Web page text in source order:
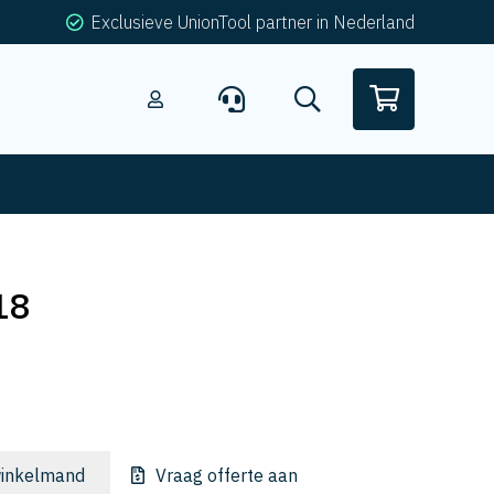
Exclusieve UnionTool partner in Nederland
Vraag offerte aan